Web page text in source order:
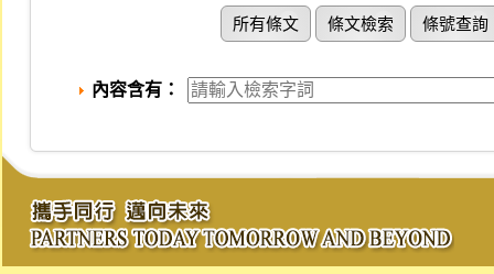
所有條文 條文檢索 條號查詢
內容含有：